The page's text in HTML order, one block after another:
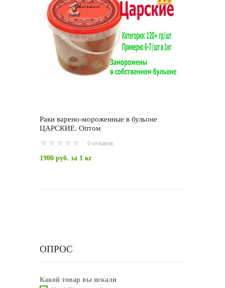
Раки варено-мороженные в бульоне
ЦАРСКИЕ. Оптом
0 отзывов
1900 руб. за 1 кг
ОПРОС
Какой товар вы искали